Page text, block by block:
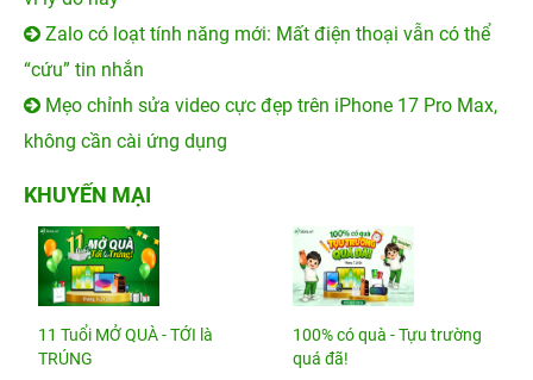
Zalo có loạt tính năng mới: Mất điện thoại vẫn có thể
“cứu” tin nhắn
Mẹo chỉnh sửa video cực đẹp trên iPhone 17 Pro Max,
không cần cài ứng dụng
KHUYẾN MẠI
11 Tuổi MỞ QUÀ - TỚI là
TRÚNG
100% có quà - Tựu trường
quá đã!